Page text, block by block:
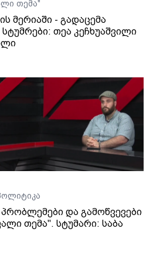
თემა"
მერიაში - გადაცემა
თეა კეჩხუაშვილი
და გამოწვევები
თემა". სტუმარი: საბა